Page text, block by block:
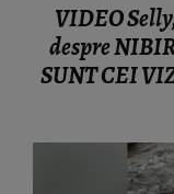
VIDEO
despre
SUNT CEI